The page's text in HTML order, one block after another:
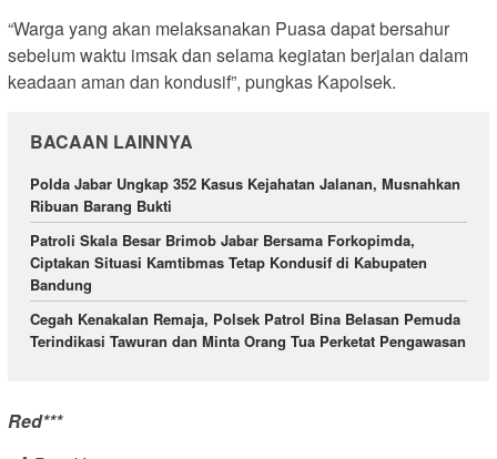
“Warga yang akan melaksanakan Puasa dapat bersahur
sebelum waktu imsak dan selama kegiatan berjalan dalam
keadaan aman dan kondusif”, pungkas Kapolsek.
BACAAN LAINNYA
Polda Jabar Ungkap 352 Kasus Kejahatan Jalanan, Musnahkan
Ribuan Barang Bukti
Patroli Skala Besar Brimob Jabar Bersama Forkopimda,
Ciptakan Situasi Kamtibmas Tetap Kondusif di Kabupaten
Bandung
Cegah Kenakalan Remaja, Polsek Patrol Bina Belasan Pemuda
Terindikasi Tawuran dan Minta Orang Tua Perketat Pengawasan
Red***